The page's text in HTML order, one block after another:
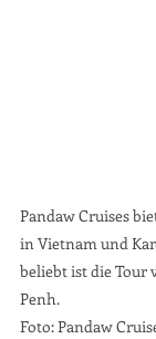
Pandaw Cruises
in Vietnam und
beliebt ist die Tour
Penh.
Foto: Pandaw